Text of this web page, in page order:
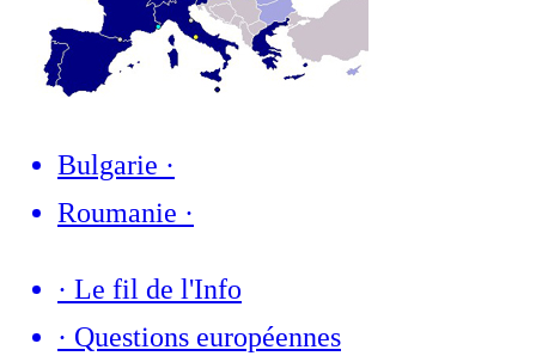
Bulgarie ·
Roumanie ·
· Le fil de l'Info
· Questions européennes